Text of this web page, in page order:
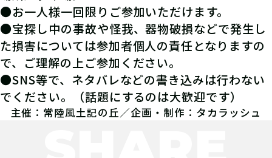
●お一人様一回限りご参加いただけます。
●宝探し中の事故や怪我、器物破損などで発生し
た損害については参加者個人の責任となりますの
で、ご理解の上ご参加ください。
●SNS等で、ネタバレなどの書き込みは行わない
でください。（話題にするのは大歓迎です）
主催：常陸風土記の丘／企画・制作：タカラッシュ